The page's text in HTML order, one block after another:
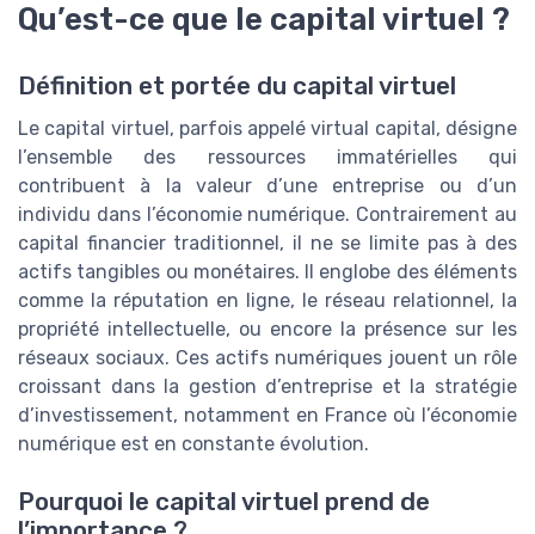
Qu’est-ce que le capital virtuel ?
Définition et portée du capital virtuel
Le capital virtuel, parfois appelé virtual capital, désigne
l’ensemble des ressources immatérielles qui
contribuent à la valeur d’une entreprise ou d’un
individu dans l’économie numérique. Contrairement au
capital financier traditionnel, il ne se limite pas à des
actifs tangibles ou monétaires. Il englobe des éléments
comme la réputation en ligne, le réseau relationnel, la
propriété intellectuelle, ou encore la présence sur les
réseaux sociaux. Ces actifs numériques jouent un rôle
croissant dans la gestion d’entreprise et la stratégie
d’investissement, notamment en France où l’économie
numérique est en constante évolution.
Pourquoi le capital virtuel prend de